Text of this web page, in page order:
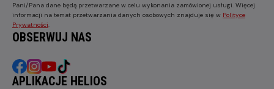
Pani/Pana dane będą przetwarzane w celu wykonania zamówionej usługi. Więcej
informacji na temat przetwarzania danych osobowych znajduje się w Polityce
Prywatności
OBSERWUJ NAS
APLIKACJE HELIOS